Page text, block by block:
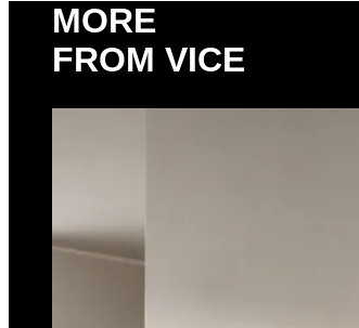
MORE
FROM VICE